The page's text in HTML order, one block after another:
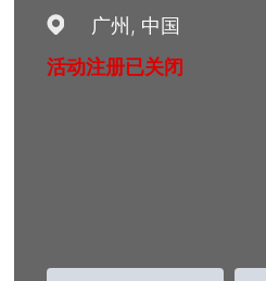
广州
中国
活动注册已关闭